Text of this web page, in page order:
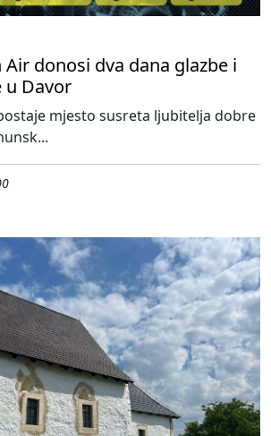
donosi dva dana glazbe i
u Davor
mjesto susreta ljubitelja dobre